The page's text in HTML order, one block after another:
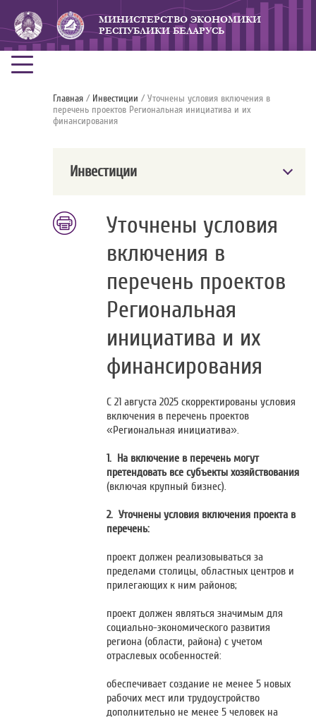
МИНИСТЕРСТВО ЭКОНОМИКИ
РЕСПУБЛИКИ БЕЛАРУСЬ
Главная / Инвестиции / Уточнены условия включения в
перечень проектов Региональная инициатива и их
финансирования
Инвестиции
Уточнены условия
включения в
перечень проектов
Региональная
инициатива и их
финансирования
С 21 августа 2025 скорректированы условия
включения в перечень проектов
«Региональная инициатива».
1. На включение в перечень могут
претендовать все субъекты хозяйствования
(включая крупный бизнес).
2.Уточнены условия включения проекта в
перечень:
проект должен реализовываться за
пределами столицы, областных центров и
прилегающих к ним районов;
проект должен являться значимым для
социально-экономического развития
региона (области, района) с учетом
отраслевых особенностей:
обеспечивает создание не менее 5 новых
рабочих мест или трудоустройство
дополнительно не менее 5 человек на